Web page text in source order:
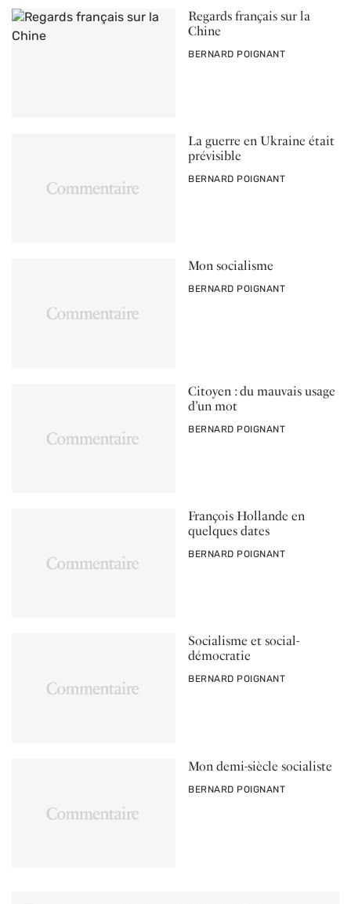
Regards français sur la
Chine
PAR
BERNARD POIGNANT
La guerre en Ukraine était
prévisible
PAR
BERNARD POIGNANT
Mon socialisme
PAR
BERNARD POIGNANT
Citoyen : du mauvais usage
d’un mot
PAR
BERNARD POIGNANT
François Hollande en
quelques dates
PAR
BERNARD POIGNANT
Socialisme et social-
démocratie
PAR
BERNARD POIGNANT
Mon demi-siècle socialiste
PAR
BERNARD POIGNANT